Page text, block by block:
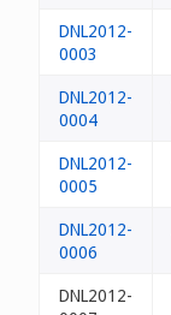
DNL2012-
0003
DNL2012-
0004
DNL2012-
0005
DNL2012-
0006
DNL2012-